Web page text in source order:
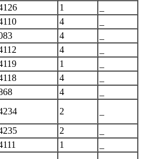
1
4
4
4
1
4
4
2
2
1